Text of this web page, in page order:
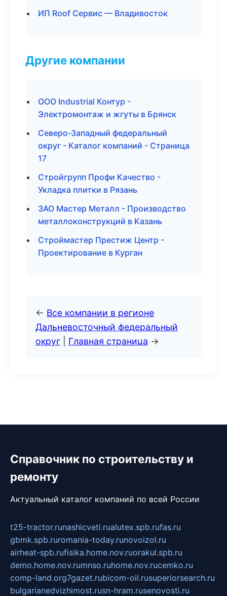
ИП Roof Сервис — Владивосток
Другие компании
ООО Industrial Контур -
Электромонтаж и жгуты в Брянск
Северо-Западный федеральный
округ - Каталог компаний - Страница
17
Стройгрупп Профи Качество -
Укладка плитки в Рязань
ЗАО Мастер Металл - Производство
металлоконструкций в Казань
Строймастер Престиж Центр -
Проектирование в Курган
← Все компании в регионе
Дальневосточный федеральный
округ
Главная страница →
Справочник по строительству и
ремонту
Актуальный каталог компаний по всей России
t25-tractor.runashicveti.rualutex.spb.rufas.ru
gbmk.spb.ruromania-today.runovoizol.ru
airheat-spb.rufisika.home.nov.ruorakul.spb.ru
demo.home.nov.rumnso.ruhome.nov.rucemko.ru
comp-land.org7gazet.rubicom-oil.rusuperiorsearch.ru
bulgarianedvizhimost.rusn-hram.rusenovosti.ru